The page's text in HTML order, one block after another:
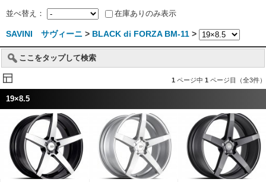
並べ替え： 在庫ありのみ表示
SAVINI サヴィーニ > BLACK di FORZA BM-11 >
ここをタップして検索
1 ページ中 1 ページ目（全3件）
19×8.5